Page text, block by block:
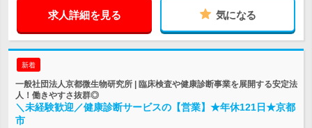
求人詳細を見る 気になる
新着
一般社団法人京都微生物研究所 | 臨床検査や健康診断事業を展開する安定法
人！働きやすさ抜群◎
＼未経験歓迎／健康診断サービスの【営業】★年休121日★京都
市